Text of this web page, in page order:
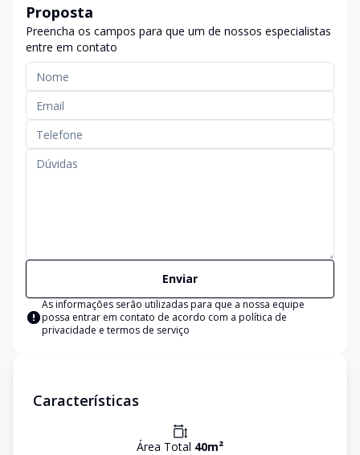
Proposta
Preencha os campos para que um de nossos especialistas
entre em contato
Enviar
As informações serão utilizadas para que a nossa equipe
possa entrar em contato de acordo com a política de
privacidade e termos de serviço
Características
Área Total 40m²